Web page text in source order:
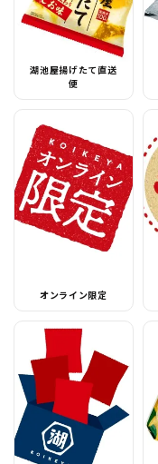
湖池屋揚げたて直送
便
オンライン限定